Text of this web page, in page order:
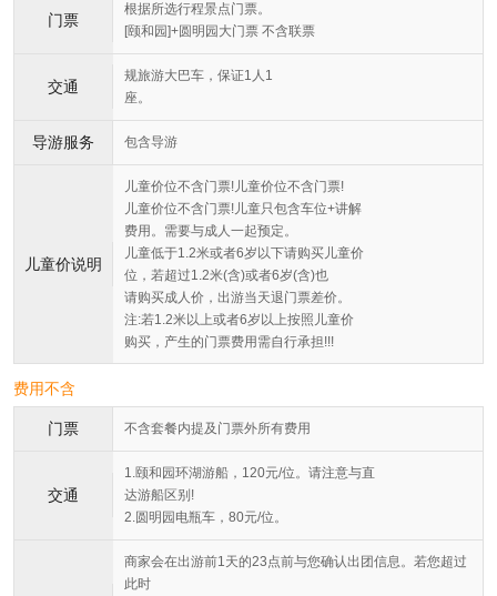
门票
根据所选行程景点门票。
[颐和园]+圆明园大门票 不含联票
交通
规旅游大巴车，保证1人1
座。
导游服务 包含导游
儿童价说明
儿童价位不含门票!儿童价位不含门票!
儿童价位不含门票!儿童只包含车位+讲解
费用。需要与成人一起预定。
儿童低于1.2米或者6岁以下请购买儿童价
位，若超过1.2米(含)或者6岁(含)也
请购买成人价，出游当天退门票差价。
注:若1.2米以上或者6岁以上按照儿童价
购买，产生的门票费用需自行承担!!!
费用不含
门票 不含套餐内提及门票外所有费用
交通
1.颐和园环湖游船，120元/位。请注意与直
达游船区别!
2.圆明园电瓶车，80元/位。
商家会在出游前1天的23点前与您确认出团信息。若您超过
此时